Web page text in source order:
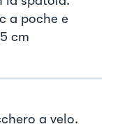
a poche e
cm
a velo.